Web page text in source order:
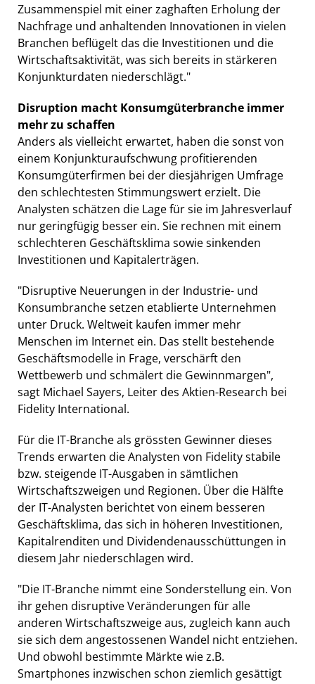
Zusammenspiel mit einer zaghaften Erholung der
Nachfrage und anhaltenden Innovationen in vielen
Branchen beflügelt das die Investitionen und die
Wirtschaftsaktivität, was sich bereits in stärkeren
Konjunkturdaten niederschlägt."
Disruption macht Konsumgüterbranche immer
mehr zu schaffen
Anders als vielleicht erwartet, haben die sonst von
einem Konjunkturaufschwung profitierenden
Konsumgüterfirmen bei der diesjährigen Umfrage
den schlechtesten Stimmungswert erzielt. Die
Analysten schätzen die Lage für sie im Jahresverlauf
nur geringfügig besser ein. Sie rechnen mit einem
schlechteren Geschäftsklima sowie sinkenden
Investitionen und Kapitalerträgen.
"Disruptive Neuerungen in der Industrie- und
Konsumbranche setzen etablierte Unternehmen
unter Druck. Weltweit kaufen immer mehr
Menschen im Internet ein. Das stellt bestehende
Geschäftsmodelle in Frage, verschärft den
Wettbewerb und schmälert die Gewinnmargen",
sagt Michael Sayers, Leiter des Aktien-Research bei
Fidelity International.
Für die IT-Branche als grössten Gewinner dieses
Trends erwarten die Analysten von Fidelity stabile
bzw. steigende IT-Ausgaben in sämtlichen
Wirtschaftszweigen und Regionen. Über die Hälfte
der IT-Analysten berichtet von einem besseren
Geschäftsklima, das sich in höheren Investitionen,
Kapitalrenditen und Dividendenausschüttungen in
diesem Jahr niederschlagen wird.
"Die IT-Branche nimmt eine Sonderstellung ein. Von
ihr gehen disruptive Veränderungen für alle
anderen Wirtschaftszweige aus, zugleich kann auch
sie sich dem angestossenen Wandel nicht entziehen.
Und obwohl bestimmte Märkte wie z.B.
Smartphones inzwischen schon ziemlich gesättigt